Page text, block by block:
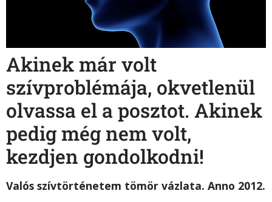
Akinek már volt
szívproblémája, okvetlenül
olvassa el a posztot. Akinek
pedig még nem volt,
kezdjen gondolkodni!
Valós szívtörténetem tömör vázlata. Anno 2012.